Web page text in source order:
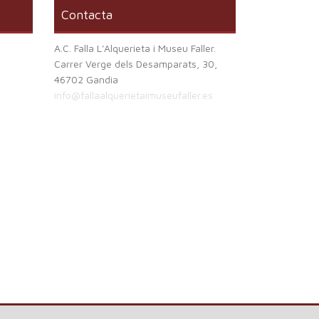
Contacta
A.C. Falla L'Alquerieta i Museu Faller.
Carrer Verge dels Desamparats, 30,
46702 Gandia
info@fallaalquerietaimuseufaller.es